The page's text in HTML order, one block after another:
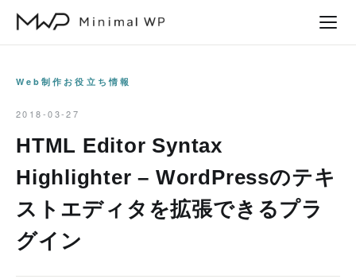
Web制作お役立ち情報
2018-03-27
HTML Editor Syntax
Highlighter – WordPressのテキ
ストエディタを拡張できるプラ
グイン